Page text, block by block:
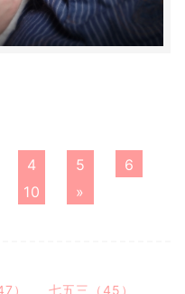
4 5
6
10 »
） 七五三（45）